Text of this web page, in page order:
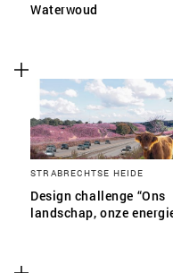
Waterwoud
STRABRECHTSE HEIDE
Design challenge “Ons
landschap, onze